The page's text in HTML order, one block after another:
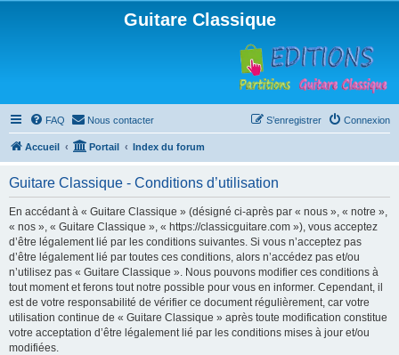
Guitare Classique
FAQ Nous contacter Connexion
S’enregistrer
Accueil Portail Index du forum
Guitare Classique - Conditions d’utilisation
En accédant à « Guitare Classique » (désigné ci-après par « nous », « notre »,
« nos », « Guitare Classique », « https://classicguitare.com »), vous acceptez
d’être légalement lié par les conditions suivantes. Si vous n’acceptez pas
d’être légalement lié par toutes ces conditions, alors n’accédez pas et/ou
n’utilisez pas « Guitare Classique ». Nous pouvons modifier ces conditions à
tout moment et ferons tout notre possible pour vous en informer. Cependant, il
est de votre responsabilité de vérifier ce document régulièrement, car votre
utilisation continue de « Guitare Classique » après toute modification constitue
votre acceptation d’être légalement lié par les conditions mises à jour et/ou
modifiées.